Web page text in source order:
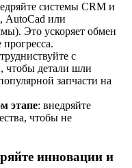
системы CRM и
AutoCad или
Это ускоряет обмен
с
чтобы детали шли
запчасти на
этапе: внедряйте
чтобы не
инновации и